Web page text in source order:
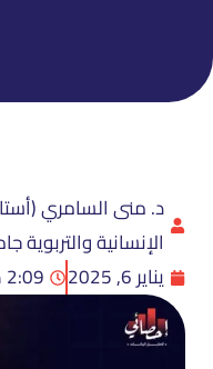
د. منى السامري
الإنسانية
يناير 6, 2025
2:09 م